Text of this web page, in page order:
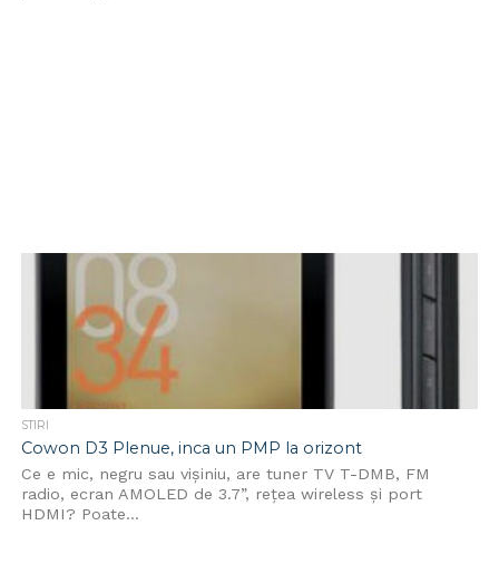
STIRI
Cowon D3 Plenue, inca un PMP la orizont
Ce e mic, negru sau vișiniu, are tuner TV T-DMB, FM
radio, ecran AMOLED de 3.7”, rețea wireless și port
HDMI? Poate...